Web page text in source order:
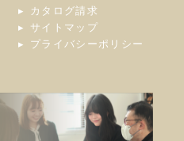
カタログ請求
サイトマップ
プライバシーポリシー